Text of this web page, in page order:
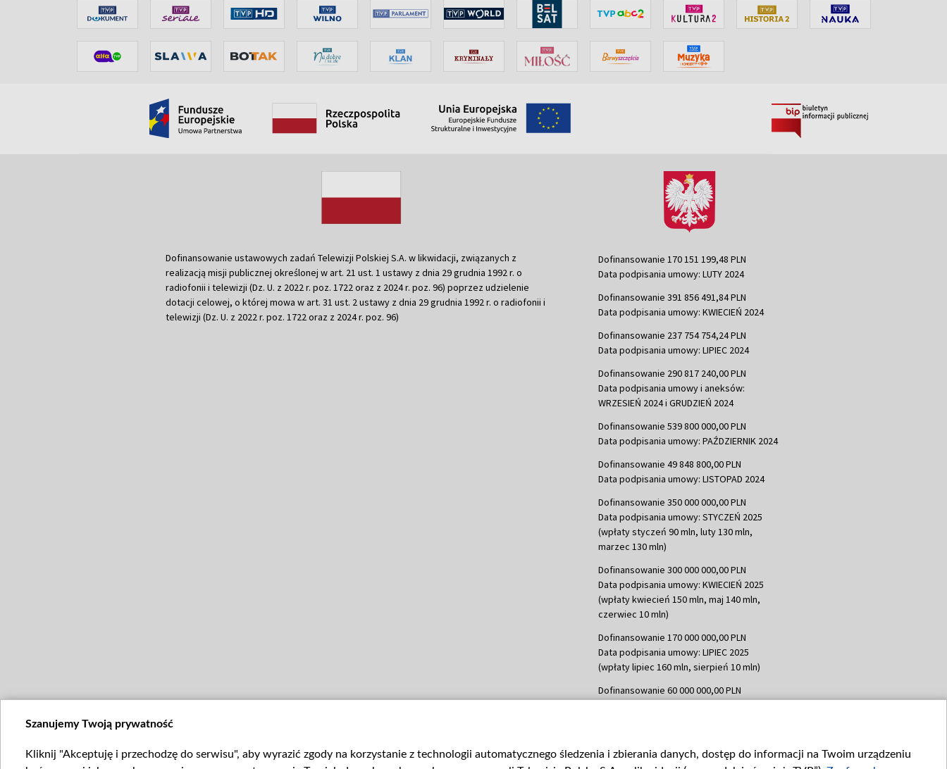
Dofinansowanie ustawowych zadań Telewizji Polskiej S.A. w likwidacji, związanych z
realizacją misji publicznej określonej w art. 21 ust. 1 ustawy z dnia 29 grudnia 1992 r. o
radiofonii i telewizji (Dz. U. z 2022 r. poz. 1722 oraz z 2024 r. poz. 96) poprzez udzielenie
dotacji celowej, o której mowa w art. 31 ust. 2 ustawy z dnia 29 grudnia 1992 r. o radiofonii i
telewizji (Dz. U. z 2022 r. poz. 1722 oraz z 2024 r. poz. 96)
Dofinansowanie 170 151 199,48 PLN
Data podpisania umowy: LUTY 2024
Dofinansowanie 391 856 491,84 PLN
Data podpisania umowy: KWIECIEŃ 2024
Dofinansowanie 237 754 754,24 PLN
Data podpisania umowy: LIPIEC 2024
Dofinansowanie 290 817 240,00 PLN
Data podpisania umowy i aneksów:
WRZESIEŃ 2024 i GRUDZIEŃ 2024
Dofinansowanie 539 800 000,00 PLN
Data podpisania umowy: PAŹDZIERNIK 2024
Dofinansowanie 49 848 800,00 PLN
Data podpisania umowy: LISTOPAD 2024
Dofinansowanie 350 000 000,00 PLN
Data podpisania umowy: STYCZEŃ 2025
(wpłaty styczeń 90 mln, luty 130 mln,
marzec 130 mln)
Dofinansowanie 300 000 000,00 PLN
Data podpisania umowy: KWIECIEŃ 2025
(wpłaty kwiecień 150 mln, maj 140 mln,
czerwiec 10 mln)
Dofinansowanie 170 000 000,00 PLN
Data podpisania umowy: LIPIEC 2025
(wpłaty lipiec 160 mln, sierpień 10 mln)
Dofinansowanie 60 000 000,00 PLN
Data podpisania umowy: WRZESIEŃ 2025
Szanujemy Twoją prywatność
Kliknij "Akceptuję i przechodzę do serwisu", aby wyrazić zgody na korzystanie z technologii automatycznego śledzenia i zbierania danych, dostęp do informacji na Twoim urządzeniu